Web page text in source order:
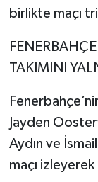
birlikte maçı
TAKIMINI
Jayden
Aydın ve
maçı